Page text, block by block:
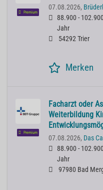
Premium
07.08.2026,
88.900 -
Jahr
54292 Trier
Merken
Premium
Facharzt oder
Weiterbildung
07.08.2026, Das
88.900 -
Jahr
97980 Bad